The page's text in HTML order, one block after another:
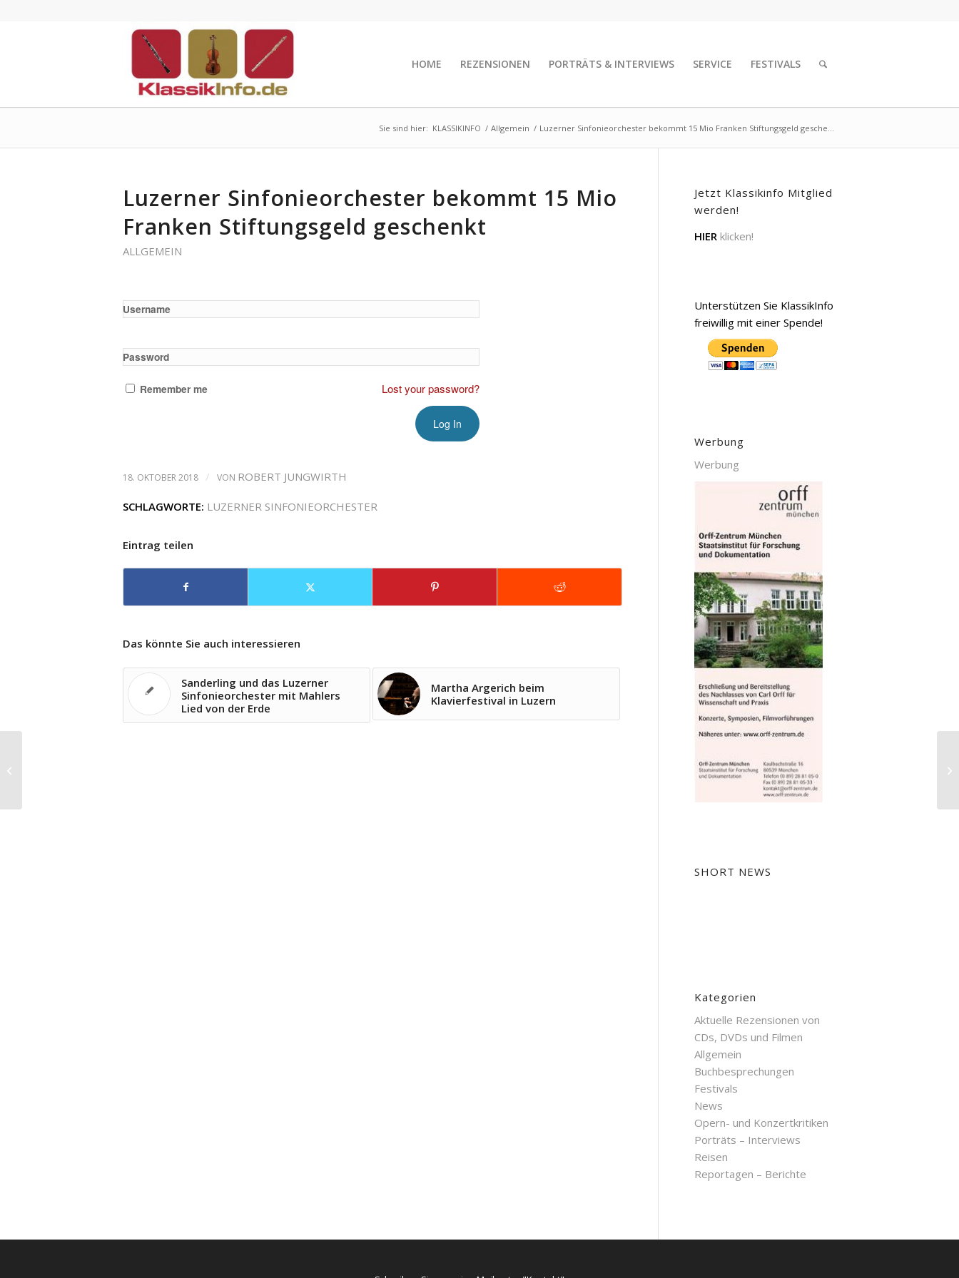
HOME REZENSIONEN PORTRÄTS & INTERVIEWS SERVICE FESTIVALS
Sie sind hier: KLASSIKINFO / Allgemein / Luzerner Sinfonieorchester bekommt 15 Mio Franken Stiftungsgeld gesche...
Luzerner Sinfonieorchester bekommt 15 Mio
Franken Stiftungsgeld geschenkt
ALLGEMEIN
Username
Password
Remember me Lost your password?
18. OKTOBER 2018 / VON ROBERT JUNGWIRTH
SCHLAGWORTE: LUZERNER SINFONIEORCHESTER
Eintrag teilen
Das könnte Sie auch interessieren
Sanderling und das Luzerner
Sinfonieorchester mit Mahlers
Lied von der Erde
Martha Argerich beim
Klavierfestival in Luzern
Jetzt Klassikinfo Mitglied
werden!
HIER klicken!
Unterstützen Sie KlassikInfo
freiwillig mit einer Spende!
Werbung
Werbung
SHORT NEWS
Kategorien
Aktuelle Rezensionen von
CDs, DVDs und Filmen
Allgemein
Buchbesprechungen
Festivals
News
Opern- und Konzertkritiken
Porträts – Interviews
Reisen
Reportagen – Berichte